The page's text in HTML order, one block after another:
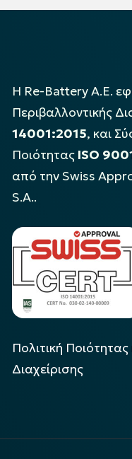
Η Re-Battery Α.Ε.
Περιβαλλοντικής
14001:2015, και
Ποιότητας ISO
από την Swiss
S.A..
Πολιτική
Διαχείρισης